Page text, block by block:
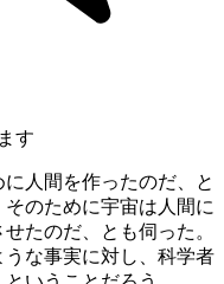
す
人間を作ったのだ、と
のために宇宙は人間に
たのだ、とも伺った。
な事実に対し、科学者